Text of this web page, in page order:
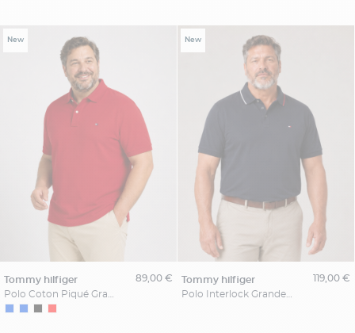
New
tommy hilfiger
89,00 €
New
tommy hilfiger
119,00 €